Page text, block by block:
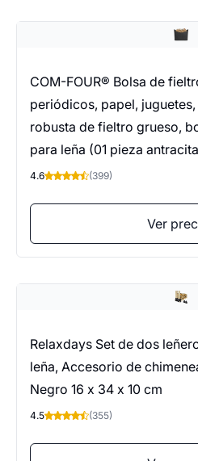
COM-FOUR® Bolsa de
periódicos, papel,
robusta de fieltro grueso,
para leña (01 pieza
4.6 (399)
Ver
Relaxdays Set de dos
leña, Accesorio de
Negro 16 x 34 x 10 cm
4.5 (355)